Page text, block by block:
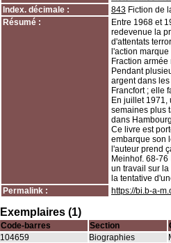
Index. décimale :
843 Fiction de
Résumé :
Entre 1968 et
redevenue la
d'attentats
l'action
Fraction
Pendant
argent dans
Francfort ; elle
En juillet 1971,
semaines plus
dans
Ce livre est
embarque son
l'auteur prend
Meinhof. 68-
un travail sur
la tentative
Permalink :
https://bi.b-a-
Exemplaires (1)
Code-barres Section
104659
Biographies